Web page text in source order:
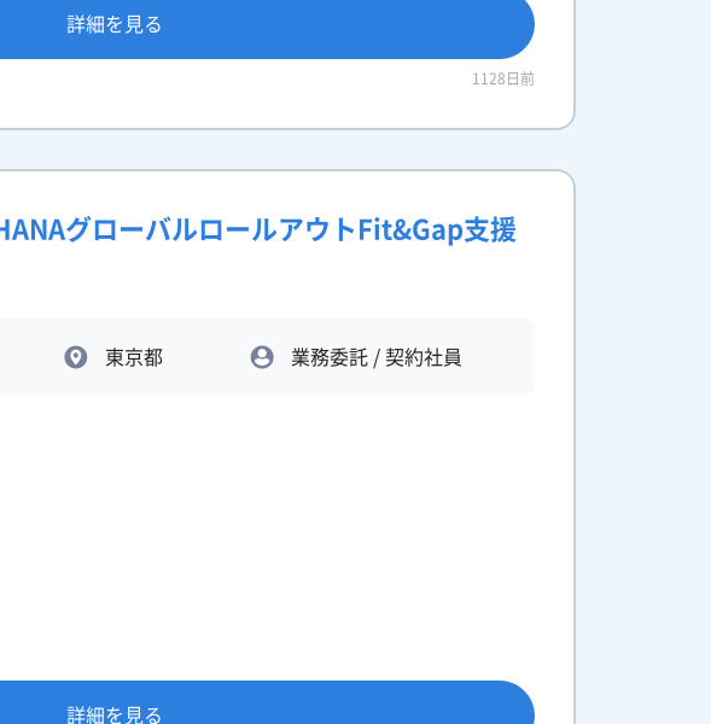
詳細を見る
1128日前
グローバルロールアウトFit&Gap支援
東京都 業務委託 / 契約社員
詳細を見る